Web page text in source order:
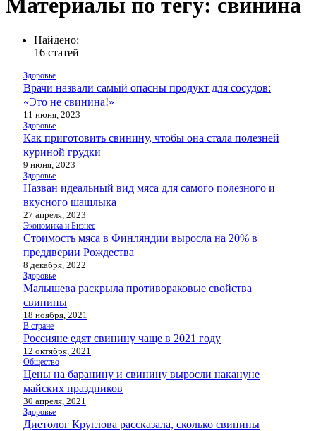
Материалы по тегу: свинина
Найдено:
16 статей
Здоровье
Врачи назвали самый опасны продукт для сосудов:
«Это не свинина!»
11 июня, 2023
Здоровье
Как приготовить свинину, чтобы она стала полезней
куриной грудки
9 июня, 2023
Здоровье
Назван идеальный вид мяса для самого полезного и
вкусного шашлыка
27 апреля, 2023
Экономика и Бизнес
Стоимость мяса в Финляндии выросла на 20% в
преддверии Рождества
8 декабря, 2022
Здоровье
Малышева раскрыла противораковые свойства
свинины
18 ноября, 2021
В стране
Россияне едят свинину чаще в 2021 году
12 октября, 2021
Общество
Цены на баранину и свинину выросли накануне
майских праздников
30 апреля, 2021
Здоровье
Диетолог Круглова рассказала, сколько свинины